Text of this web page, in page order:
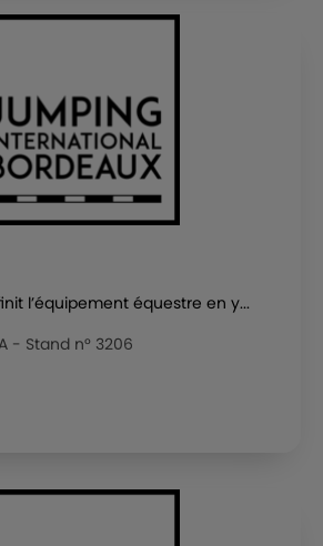
l’équipement équestre en y...
- Stand n° 3206